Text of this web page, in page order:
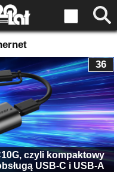
czyli kompaktowy
USB-C i USB-A
36